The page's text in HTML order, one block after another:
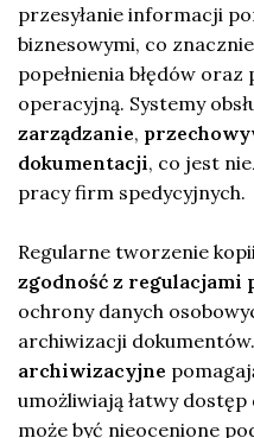
przesyłanie informacji
biznesowymi, co
popełnienia błędów
operacyjną. Systemy
zarządzanie,
dokumentacji, co jest
pracy firm spedycyjnych.
Regularne tworzenie
zgodność z regulacjami
ochrony danych
archiwizacji dokumentów.
archiwizacyjne
umożliwiają łatwy
może być nieocenione